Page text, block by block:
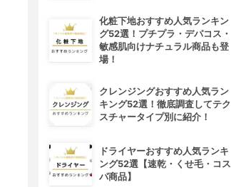
化粧下地おすすめ人気ランキン
グ52選！プチプラ・デパコス・
敏感肌向けナチュラル商品も登
場！
クレンジングおすすめ人気ラン
キング52選！徹底調査してテク
スチャータイプ別に紹介！
ドライヤーおすすめ人気ランキ
ング52選【速乾・くせ毛・コス
パ商品】